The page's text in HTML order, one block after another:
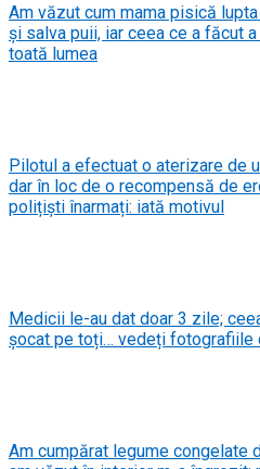
Am văzut cum mama pisică
și salva puii, iar ceea ce a făcut
toată lumea
Pilotul a efectuat o aterizare de
dar în loc de o recompensă de
polițiști înarmați: iată motivul
Medicii le-au dat doar 3 zile;
șocat pe toți… vedeți fotografiile
Am cumpărat legume congelate